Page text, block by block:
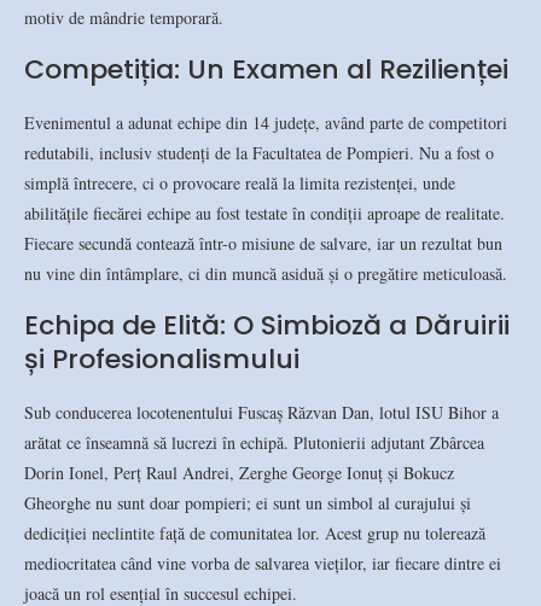
motiv de mândrie temporară.
Competiția: Un Examen al Rezilienței
Evenimentul a adunat echipe din 14 județe, având parte de competitori
redutabili, inclusiv studenți de la Facultatea de Pompieri. Nu a fost o
simplă întrecere, ci o provocare reală la limita rezistenței, unde
abilitățile fiecărei echipe au fost testate în condiții aproape de realitate.
Fiecare secundă contează într-o misiune de salvare, iar un rezultat bun
nu vine din întâmplare, ci din muncă asiduă și o pregătire meticuloasă.
Echipa de Elită: O Simbioză a Dăruirii
și Profesionalismului
Sub conducerea locotenentului Fuscaș Răzvan Dan, lotul ISU Bihor a
arătat ce înseamnă să lucrezi în echipă. Plutonierii adjutant Zbârcea
Dorin Ionel, Perț Raul Andrei, Zerghe George Ionuț și Bokucz
Gheorghe nu sunt doar pompieri; ei sunt un simbol al curajului și
dediciției neclintite față de comunitatea lor. Acest grup nu tolerează
mediocritatea când vine vorba de salvarea vieților, iar fiecare dintre ei
joacă un rol esențial în succesul echipei.